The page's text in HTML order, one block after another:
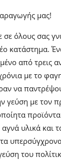
μας!
σε όλους σας
κατάστημα.
από τρεις
με το
να
γεύση με τον
υλικά και
του